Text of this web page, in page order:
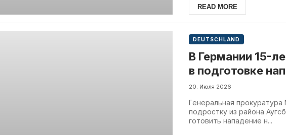
READ MORE
DEUTSCHLAND
В Германии 15-
в подготовке
20. Июля 2026
Генеральная
подростку из района
готовить нападение н...